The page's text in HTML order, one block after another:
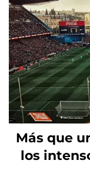
Más que
los